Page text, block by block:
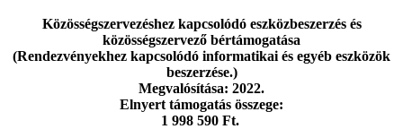
Közösségszervezéshez kapcsolódó eszközbeszerzés és
közösségszervező bértámogatása
(Rendezvényekhez kapcsolódó informatikai és egyéb eszközök
beszerzése.)
Megvalósítása: 2022.
Elnyert támogatás összege:
1 998 590 Ft.